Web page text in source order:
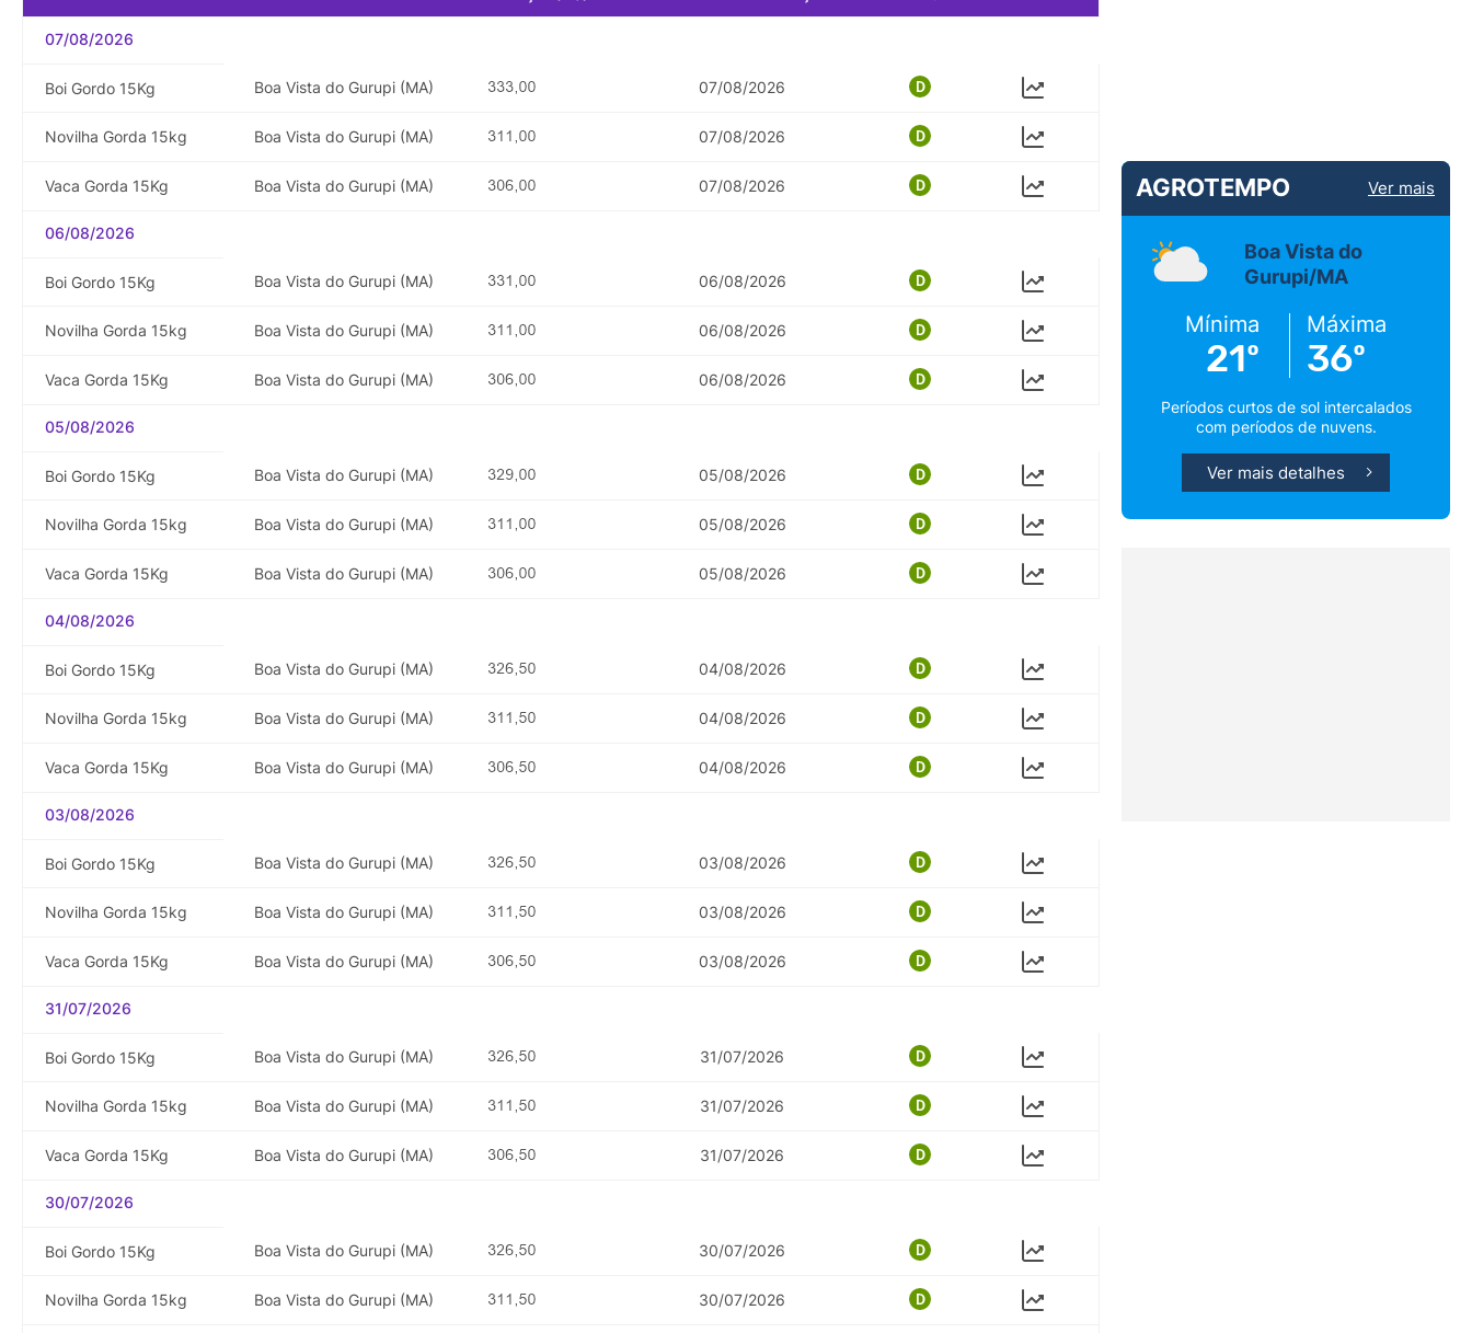
07/08/2026
Boi Gordo 15Kg Boa Vista do Gurupi (MA) 07/08/2026
Novilha Gorda 15kg Boa Vista do Gurupi (MA) 07/08/2026
Vaca Gorda 15Kg Boa Vista do Gurupi (MA) 07/08/2026
06/08/2026
Boi Gordo 15Kg Boa Vista do Gurupi (MA) 06/08/2026
Novilha Gorda 15kg Boa Vista do Gurupi (MA) 06/08/2026
Vaca Gorda 15Kg Boa Vista do Gurupi (MA) 06/08/2026
05/08/2026
Boi Gordo 15Kg Boa Vista do Gurupi (MA) 05/08/2026
Novilha Gorda 15kg Boa Vista do Gurupi (MA) 05/08/2026
Vaca Gorda 15Kg Boa Vista do Gurupi (MA) 05/08/2026
04/08/2026
Boi Gordo 15Kg Boa Vista do Gurupi (MA) 04/08/2026
Novilha Gorda 15kg Boa Vista do Gurupi (MA) 04/08/2026
Vaca Gorda 15Kg Boa Vista do Gurupi (MA) 04/08/2026
03/08/2026
Boi Gordo 15Kg Boa Vista do Gurupi (MA) 03/08/2026
Novilha Gorda 15kg Boa Vista do Gurupi (MA) 03/08/2026
Vaca Gorda 15Kg Boa Vista do Gurupi (MA) 03/08/2026
31/07/2026
Boi Gordo 15Kg Boa Vista do Gurupi (MA) 31/07/2026
Novilha Gorda 15kg Boa Vista do Gurupi (MA) 31/07/2026
Vaca Gorda 15Kg Boa Vista do Gurupi (MA) 31/07/2026
30/07/2026
Boi Gordo 15Kg Boa Vista do Gurupi (MA) 30/07/2026
Novilha Gorda 15kg Boa Vista do Gurupi (MA) 30/07/2026
AGROTEMPO Ver mais
Boa Vista do
Gurupi/MA
Mínima
21º
Máxima
36º
Períodos curtos de sol intercalados
com períodos de nuvens.
Ver mais detalhes